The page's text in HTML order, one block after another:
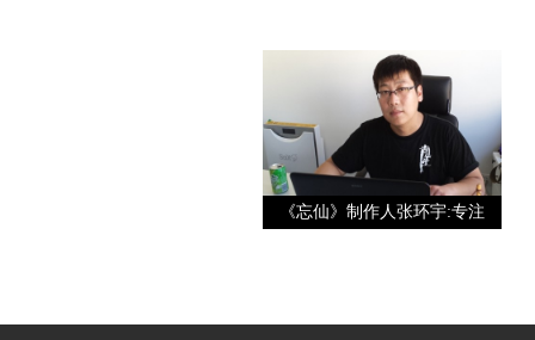
《忘仙》制作人张环宇:专注